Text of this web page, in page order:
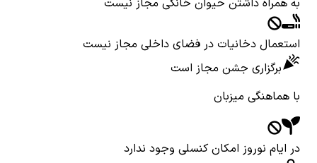
استعمال دخانیات در فضای داخلی مجاز نیست
برگزاری جشن مجاز است
با هماهنگی میزبان
در ایام نوروز امکان کنسلی وجود ندارد